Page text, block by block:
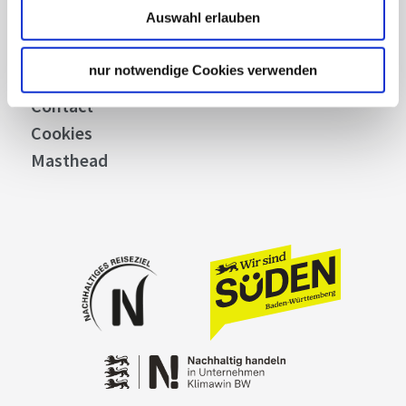
Auswahl erlauben
nur notwendige Cookies verwenden
Picture Database
General terms and conditions
Privacy policy
Contact
Cookies
Masthead